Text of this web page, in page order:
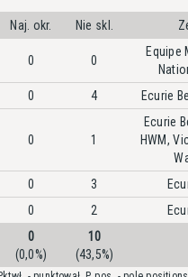
Naj. okr. Nie skl.
0 0
Equipe
0 4 Ecurie
0 1
Ecurie
HWM,
0 3
0 2
0
(0,0%)
10
(43,5%)